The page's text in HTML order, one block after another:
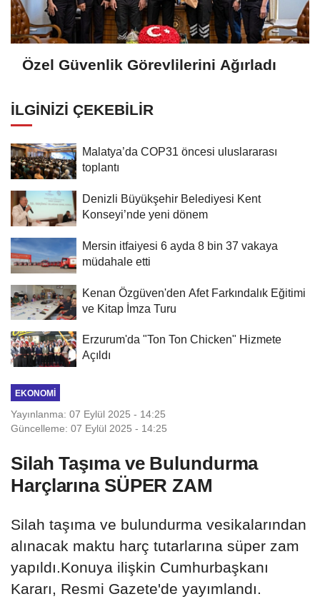
Özel Güvenlik Görevlilerini Ağırladı
İLGINIZI ÇEKEBILIR
Malatya’da COP31 öncesi uluslararası
toplantı
Denizli Büyükşehir Belediyesi Kent
Konseyi’nde yeni dönem
Mersin itfaiyesi 6 ayda 8 bin 37 vakaya
müdahale etti
Kenan Özgüven'den Afet Farkındalık Eğitimi
ve Kitap İmza Turu
Erzurum'da "Ton Ton Chicken" Hizmete
Açıldı
EKONOMI
Yayınlanma: 07 Eylül 2025 - 14:25
Güncelleme: 07 Eylül 2025 - 14:25
Silah Taşıma ve Bulundurma
Harçlarına SÜPER ZAM
Silah taşıma ve bulundurma vesikalarından
alınacak maktu harç tutarlarına süper zam
yapıldı.Konuya ilişkin Cumhurbaşkanı
Kararı, Resmi Gazete'de yayımlandı.